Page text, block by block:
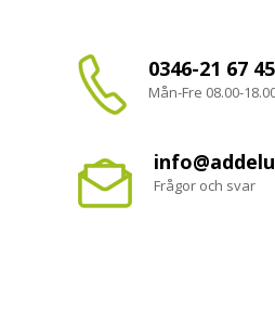
0346-21 67 45
Mån-Fre 08.00-
Frågor och svar